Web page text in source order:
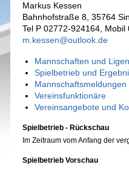
Markus Kessen
Bahnhofstraße 8, 35764
Tel P 02772-924164, Mobil
m.kessen@outlook.de
Mannschaften und
Spielbetrieb und
Vereinsfunktionäre
Vereinsangebote und
Spielbetrieb - Rückschau
Im Zeitraum vom Anfang der
Spielbetrieb Vorschau